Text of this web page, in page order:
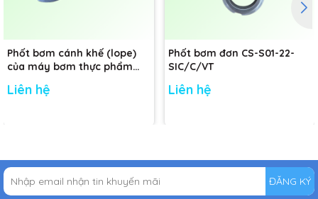
Phốt bơm cánh khế (lope)
của máy bơm thực phẩm
48mm
Liên hệ
Phốt bơm đơn CS-S01-22-
SIC/C/VT
Liên hệ
ĐĂNG KÝ